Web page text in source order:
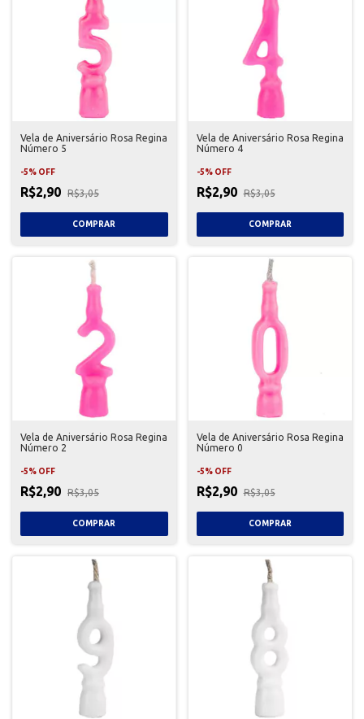
Vela de Aniversário Rosa Regina
Número 5
-5% OFF
R$2,90 R$3,05
Vela de Aniversário Rosa Regina
Número 4
-5% OFF
R$2,90 R$3,05
Vela de Aniversário Rosa Regina
Número 2
-5% OFF
R$2,90 R$3,05
Vela de Aniversário Rosa Regina
Número 0
-5% OFF
R$2,90 R$3,05